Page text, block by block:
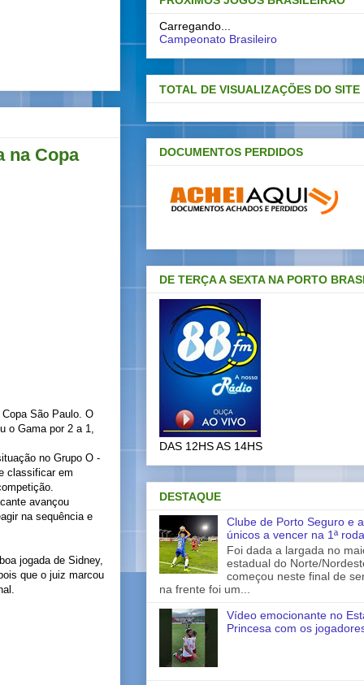
na Copa
São Paulo. O
o Gama por 2 a 1,
no Grupo O -
classificar em
avançou
na sequência e
jogada de Sidney,
que o juiz marcou
Carregando...
Campeonato Brasileiro
TOTAL DE VISUALIZAÇÕES DO SITE
DOCUMENTOS PERDIDOS
DE TERÇA A SEXTA NA PORTO
DAS 12HS AS 14HS
DESTAQUE
Clube de Porto Seguro e
únicos a vencer na 1ª
Foi dada a largada no
estadual do Norte/
começou neste final de
na frente foi um...
Vídeo emocionante no
Princesa com os